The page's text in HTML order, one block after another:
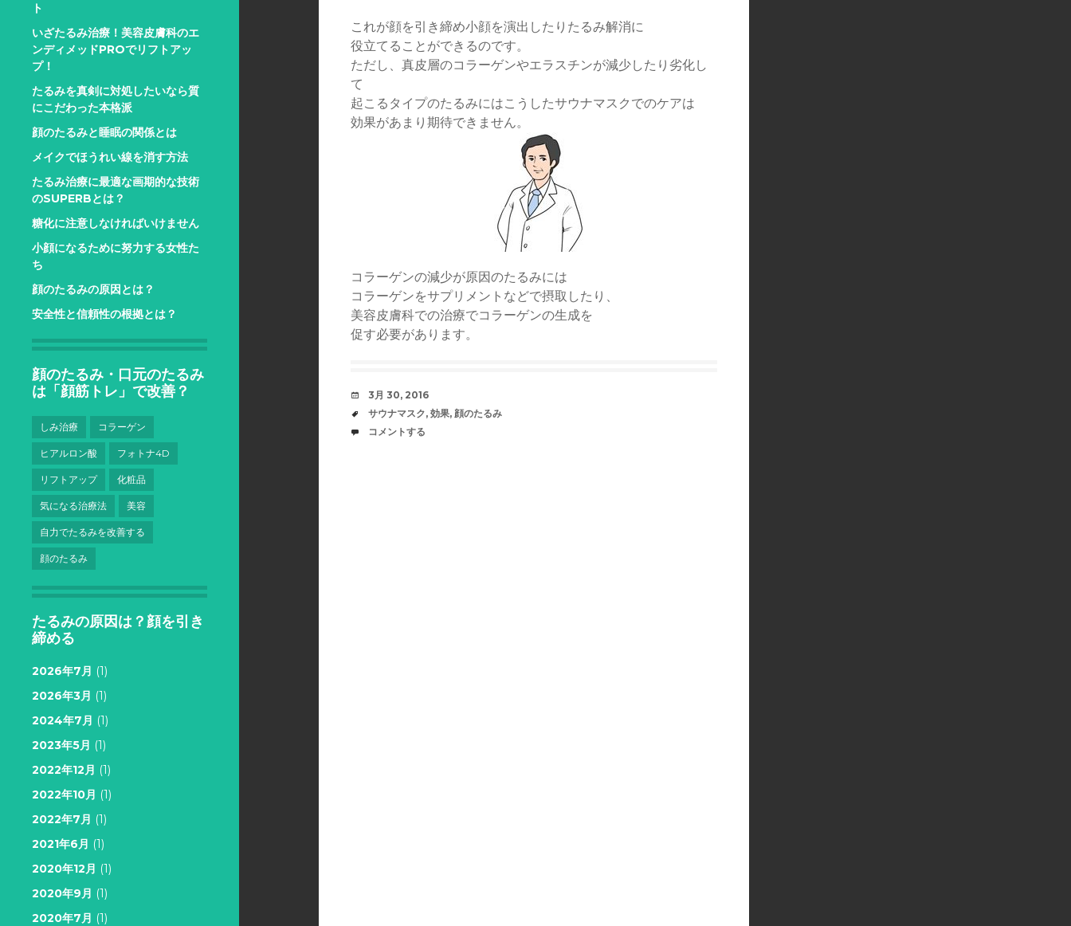
ト
いざたるみ治療！美容皮膚科のエ
ンディメッドPROでリフトアッ
プ！
たるみを真剣に対処したいなら質
にこだわった本格派
顔のたるみと睡眠の関係とは
メイクでほうれい線を消す方法
たるみ治療に最適な画期的な技術
のSUPERBとは？
糖化に注意しなければいけません
小顔になるために努力する女性た
ち
顔のたるみの原因とは？
安全性と信頼性の根拠とは？
顔のたるみ・口元のたるみ
は「顔筋トレ」で改善？
しみ治療 コラーゲン
ヒアルロン酸 フォトナ4D
リフトアップ 化粧品
気になる治療法 美容
自力でたるみを改善する
顔のたるみ
たるみの原因は？顔を引き
締める
2026年7月 (1)
2026年3月 (1)
2024年7月 (1)
2023年5月 (1)
2022年12月 (1)
2022年10月 (1)
2022年7月 (1)
2021年6月 (1)
2020年12月 (1)
2020年9月 (1)
2020年7月 (1)
これが顔を引き締め小顔を演出したりたるみ解消に
役立てることができるのです。
ただし、真皮層のコラーゲンやエラスチンが減少したり劣化し
て
起こるタイプのたるみにはこうしたサウナマスクでのケアは
効果があまり期待できません。
コラーゲンの減少が原因のたるみには
コラーゲンをサプリメントなどで摂取したり、
美容皮膚科での治療でコラーゲンの生成を
促す必要があります。
日
時
3月 30, 2016
タ
グ
サウナマスク, 効果, 顔のたるみ
コ
コメントする